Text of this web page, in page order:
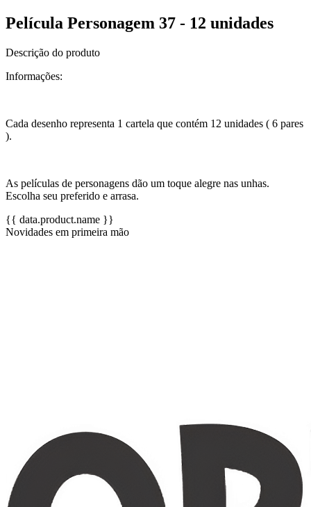
Película Personagem 37 - 12 unidades
Descrição do produto
Informações:
Cada desenho representa 1 cartela que contém 12 unidades ( 6 pares
).
As películas de personagens dão um toque alegre nas unhas.
Escolha seu preferido e arrasa.
{{ data.product.name }}
Novidades em primeira mão